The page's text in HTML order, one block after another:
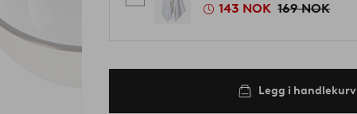
143 NOK 169 NOK
Legg i handlekurv